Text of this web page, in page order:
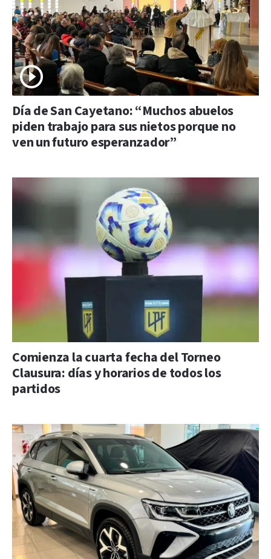
Día de San Cayetano: “Muchos abuelos
piden trabajo para sus nietos porque no
ven un futuro esperanzador”
Comienza la cuarta fecha del Torneo
Clausura: días y horarios de todos los
partidos